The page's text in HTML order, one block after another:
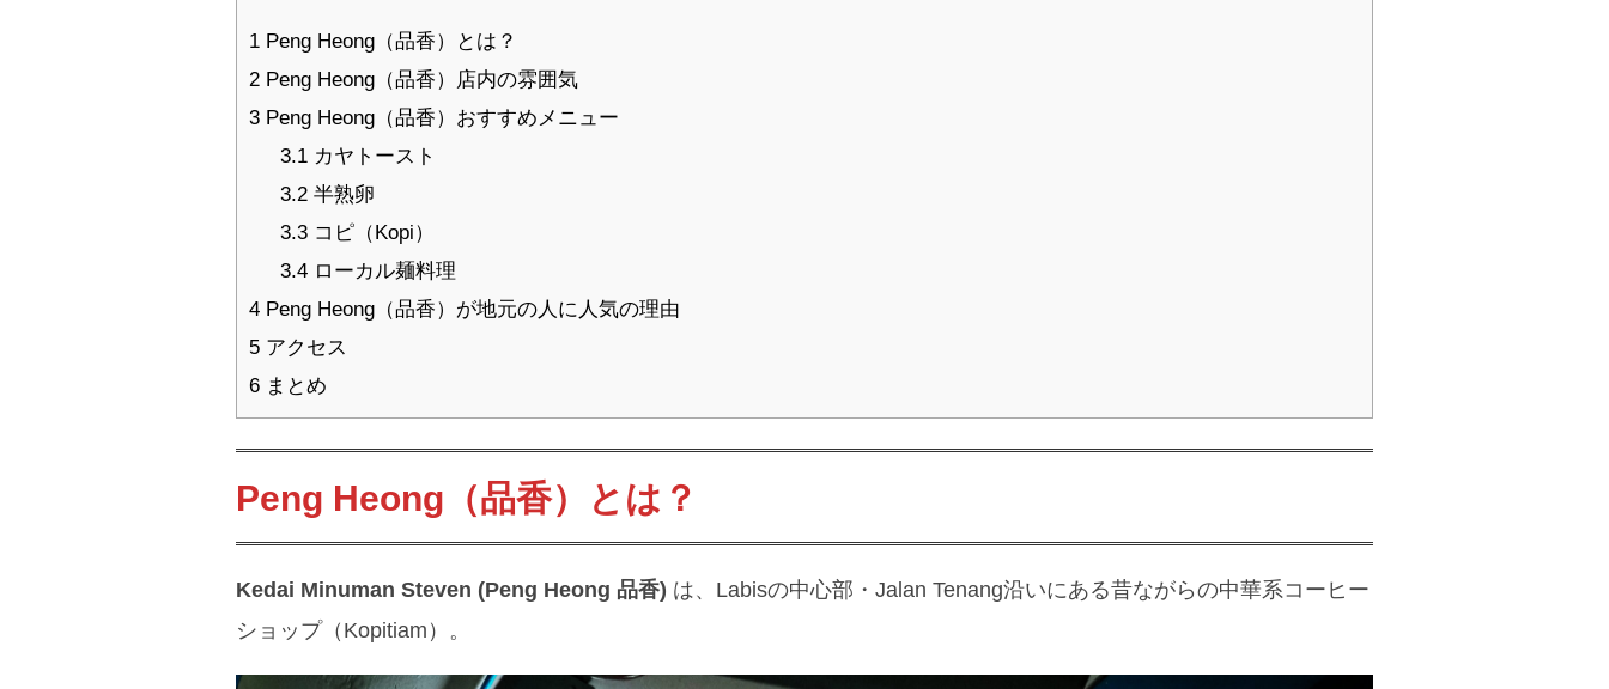
1 Peng Heong（品香）とは？
2 Peng Heong（品香）店内の雰囲気
3 Peng Heong（品香）おすすめメニュー
3.1カヤトースト
3.2半熟卵
3.3コピ（Kopi）
3.4ローカル麺料理
4 Peng Heong（品香）が地元の人に人気の理由
5 アクセス
6 まとめ
Peng Heong（品香）とは？
Kedai Minuman Steven (Peng Heong 品香) は、Labisの中心部・Jalan Tenang沿いにある昔ながらの中華系コーヒー
ショップ（Kopitiam）。